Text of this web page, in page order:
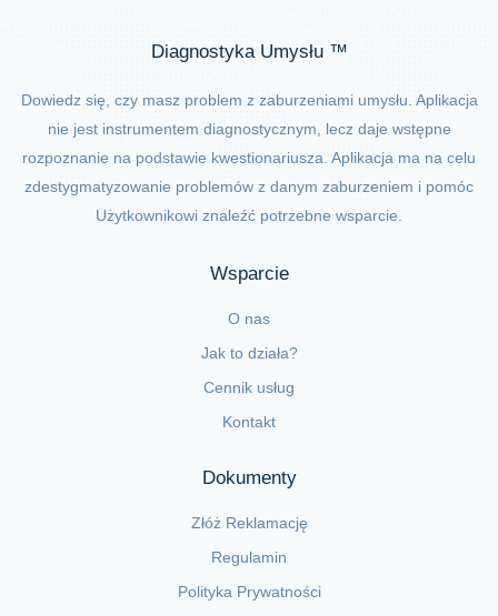
Diagnostyka Umysłu ™
Dowiedz się, czy masz problem z zaburzeniami umysłu. Aplikacja
nie jest instrumentem diagnostycznym, lecz daje wstępne
rozpoznanie na podstawie kwestionariusza. Aplikacja ma na celu
zdestygmatyzowanie problemów z danym zaburzeniem i pomóc
Użytkownikowi znaleźć potrzebne wsparcie.
Wsparcie
O nas
Jak to działa?
Cennik usług
Kontakt
Dokumenty
Złóż Reklamację
Regulamin
Polityka Prywatności